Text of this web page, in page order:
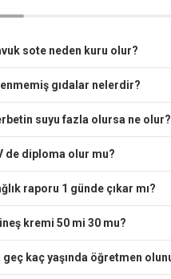
sote neden kuru olur?
gıdalar nelerdir?
suyu fazla olursa ne olur?
de diploma olur mu?
raporu 1 günde çıkar mı?
kremi 50 mi 30 mu?
geç kaç yaşında öğretmen